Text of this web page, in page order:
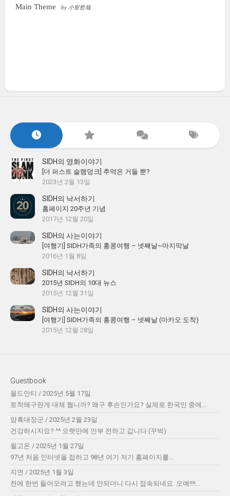
Main Theme by 小室哲哉
SIDH의 영화이야기
[더 퍼스트 슬램덩크] 추억은 거들 뿐?
2023년 2월 13일
SIDH의 낙서하기
홈페이지 20주년 기념
2017년 12월 20일
SIDH의 사는이야기
[여행기] SIDH가족의 홍콩여행 – 넷째날~마지막날
2016년 1월 8일
SIDH의 낙서하기
2015년 SIDH의 10대 뉴스
2015년 12월 31일
SIDH의 사는이야기
[여행기] SIDH가족의 홍콩여행 – 넷째날 (마카오 도착)
2015년 12월 28일
Guestbook
올드안티 / 2025년 5월 17일
토착왜구란게 대체 뭡니까? 왜구 후손인가요? 실제로 한국인 중에...
암흑대장군 / 2025년 2월 23일
건강하시지요? ^^ 오랫만에 안부 전하고 갑니다 (꾸벅)
윌고온 / 2025년 1월 27일
97년 처음 인터넷을 접하고 98년 여기 저기 홈페이지를...
지연 / 2025년 1월 3일
전에 한번 들어오려고 했는데 안되더니 다시 접속되네요. 오예!!!!...